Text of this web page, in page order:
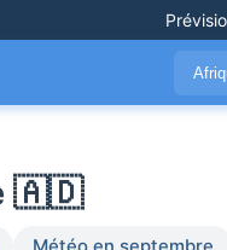
🇦🇩